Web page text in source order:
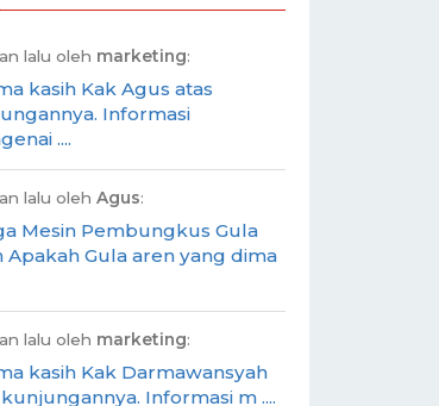
lalu oleh marketing:
kasih Kak Agus atas
Informasi
....
lalu oleh Agus:
Mesin Pembungkus Gula
Apakah Gula aren yang dima
lalu oleh marketing:
kasih Kak Darmawansyah
Informasi m ....